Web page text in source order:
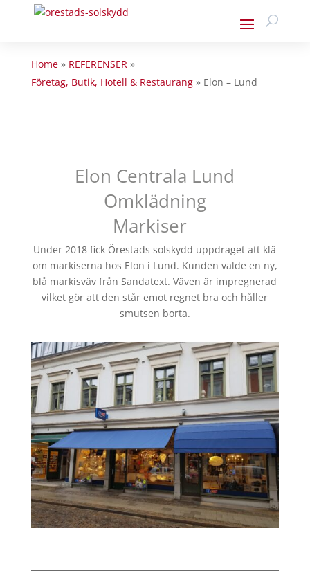
Home» REFERENSER»
Företag, Butik, Hotell & Restaurang» Elon – Lund
Elon Centrala Lund
Omklädning
Markiser
Under 2018 fick Örestads solskydd uppdraget att klä
om markiserna hos Elon i Lund. Kunden valde en ny,
blå markisväv från Sandatext. Väven är impregnerad
vilket gör att den står emot regnet bra och håller
smutsen borta.